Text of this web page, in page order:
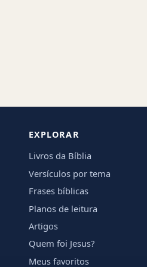
EXPLORAR
Livros da Bíblia
Versículos por tema
Frases bíblicas
Planos de leitura
Artigos
Quem foi Jesus?
Meus favoritos